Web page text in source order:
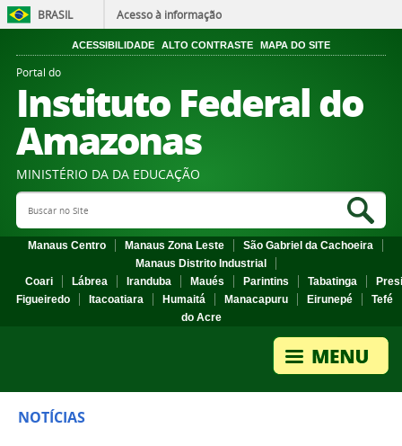
BRASIL Acesso à informação
ACESSIBILIDADE ALTO CONTRASTE MAPA DO SITE
Portal do
Instituto Federal do
Amazonas
MINISTÉRIO DA DA EDUCAÇÃO
Search Site
Manaus Centro Manaus Zona Leste
São Gabriel da Cachoeira
Manaus Distrito Industrial
Coari
Lábrea Iranduba Maués Parintins Tabatinga
Figueiredo
Itacoatiara Humaitá Manacapuru Eirunepé
Tefé
do Acre
NOTÍCIAS